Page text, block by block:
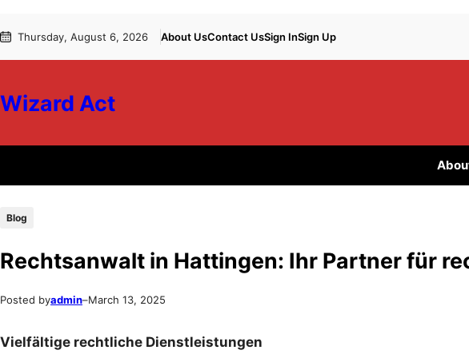
to
to Thursday, August 6, 2026 About UsContact UsSign InSign Up
Wizard Act
Blog
Rechtsanwalt in Hattingen: Ihr Partner für
Posted byadmin–March 13, 2025
Vielfältige rechtliche Dienstleistungen